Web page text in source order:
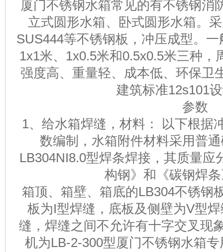
厦门不锈钢水箱常见的有不锈钢消
立式圆形水箱、卧式圆形水箱。
SUS444等不锈钢板，冲压成型。
1x1米、1x0.5米和0.5x0.5米三种
强度高、重量轻、成本低、环保卫
建筑标准12s101
参数
1、给水箱焊缝，材料： 以下根据
数编制，水箱附件材料采用普
LB304NI8.0型焊条焊接，其质量应
构钢》和《碳钢焊
箱顶、箱壁、箱底的LB304不锈钢
板为I型焊缝，底板及侧壁为V型
缝，焊缝之间不允许有十字交叉现
机为LB-2-300型厦门不锈钢水箱